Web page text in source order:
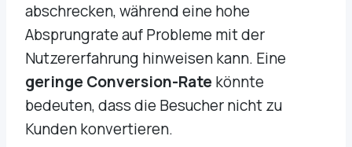
abschrecken, während eine hohe
Absprungrate auf Probleme mit der
Nutzererfahrung hinweisen kann. Eine
geringe Conversion-Rate könnte
bedeuten, dass die Besucher nicht zu
Kunden konvertieren.